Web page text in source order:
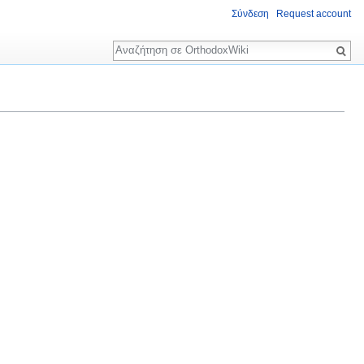
Σύνδεση Request account
Αναζήτηση